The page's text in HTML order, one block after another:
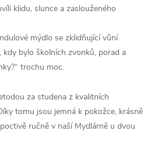
klidu, slunce a zaslouženého
mýdlo se zklidňující vůní
kdy bylo školních zvonků, porad a
trochu moc.
za studena z kvalitních
tomu jsou jemná k pokožce, krásně
ručně v naší Mydlárně u dvou